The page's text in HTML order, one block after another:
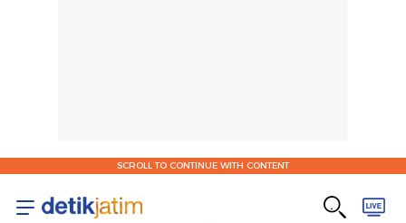
SCROLL TO CONTINUE WITH CONTENT